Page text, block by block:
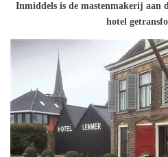
Inmiddels is de mastenmakerij aan
hotel